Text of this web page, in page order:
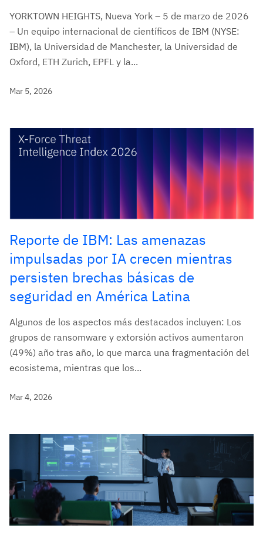
YORKTOWN HEIGHTS, Nueva York – 5 de marzo de 2026
– Un equipo internacional de científicos de IBM (NYSE:
IBM), la Universidad de Manchester, la Universidad de
Oxford, ETH Zurich, EPFL y la...
Mar 5, 2026
Reporte de IBM: Las amenazas
impulsadas por IA crecen mientras
persisten brechas básicas de
seguridad en América Latina
Algunos de los aspectos más destacados incluyen: Los
grupos de ransomware y extorsión activos aumentaron
(49%) año tras año, lo que marca una fragmentación del
ecosistema, mientras que los...
Mar 4, 2026